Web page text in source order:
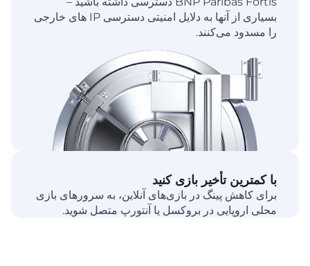
بسیاری از آنها به دلایل امنیتی دسترسی IP های خارجی
را مسدود می‌کنند.
با کمترین تأخیر بازی کنید
برای کاهش پینگ در بازی‌های آنلاین، به سرورهای بازی
محلی اروپایی در بروکسل یا آنتورپ متصل شوید.